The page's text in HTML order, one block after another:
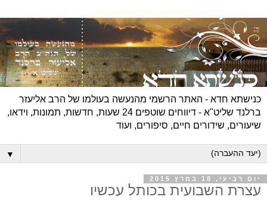
כנישתא חדא - האתר הרשמי מהנעשה בעולמו של הרב אליעזר
ברלנד שליט"א - דיווחים שוטפים 24 שעות, חדשות, תמונות, וידאו,
שיעורים, שידורים חיים, סיפורים, ועוד
▼
יום רביעי, 18 במרץ 2015
עצרת השבועית בכותל עכשיו